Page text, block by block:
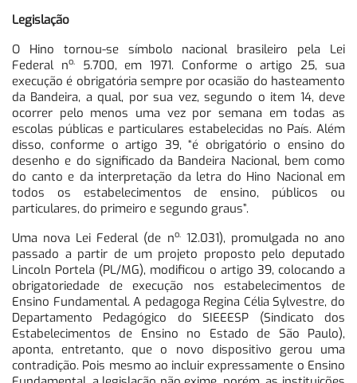
Legislação
O Hino tornou-se símbolo nacional brasileiro pela Lei
Federal no.5.700, em 1971. Conforme o artigo 25, sua
execução é obrigatória sempre por ocasião do hasteamento
da Bandeira, a qual, por sua vez, segundo o item 14, deve
ocorrer pelo menos uma vez por semana em todas as
escolas públicas e particulares estabelecidas no País. Além
disso, conforme o artigo 39, “é obrigatório o ensino do
desenho e do significado da Bandeira Nacional, bem como
do canto e da interpretação da letra do Hino Nacional em
todos os estabelecimentos de ensino, públicos ou
particulares, do primeiro e segundo graus”.
Uma nova Lei Federal (de no.12.031), promulgada no ano
passado a partir de um projeto proposto pelo deputado
Lincoln Portela (PL/MG), modificou o artigo 39, colocando a
obrigatoriedade de execução nos estabelecimentos de
Ensino Fundamental. A pedagoga Regina Célia Sylvestre, do
Departamento Pedagógico do SIEEESP (Sindicato dos
Estabelecimentos de Ensino no Estado de São Paulo),
aponta, entretanto, que o novo dispositivo gerou uma
contradição. Pois mesmo ao incluir expressamente o Ensino